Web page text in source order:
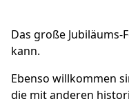
Das große Jubiläums-
kann.
Ebenso willkommen
die mit anderen